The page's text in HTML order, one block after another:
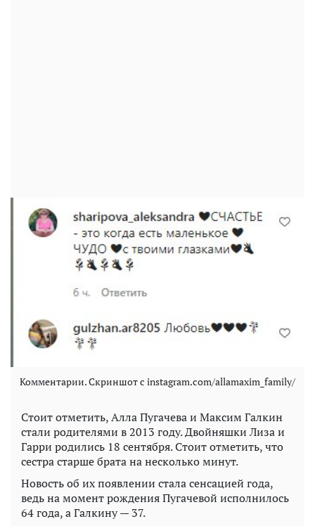
Комментарии. Скриншот с instagram.com/allamaxim_family/
Стоит отметить, Алла Пугачева и Максим Галкин
стали родителями в 2013 году. Двойняшки Лиза и
Гарри родились 18 сентября. Стоит отметить, что
сестра старше брата на несколько минут.
Новость об их появлении стала сенсацией года,
ведь на момент рождения Пугачевой исполнилось
64 года, а Галкину — 37.